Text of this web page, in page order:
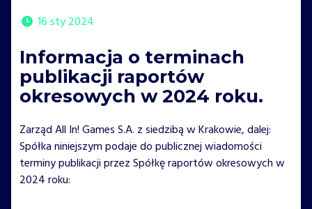
16 sty 2024
Informacja o terminach
publikacji raportów
okresowych w 2024 roku.
Zarząd All In! Games S.A. z siedzibą w Krakowie, dalej:
Spółka niniejszym podaje do publicznej wiadomości
terminy publikacji przez Spółkę raportów okresowych w
2024 roku: